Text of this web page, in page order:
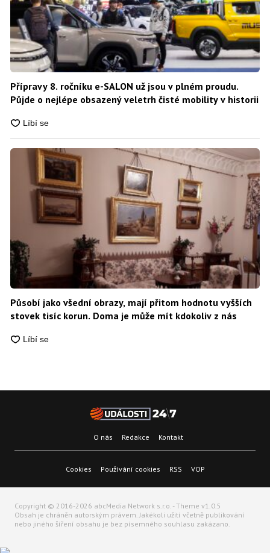
Přípravy 8. ročníku e-SALON už jsou v plném proudu.
Půjde o nejlépe obsazený veletrh čisté mobility v historii
Působí jako všední obrazy, mají přitom hodnotu vyšších
stovek tisíc korun. Doma je může mít kdokoliv z nás
O nás Redakce Kontakt
Cookies Používání cookies RSS VOP
Copyright © 2016-2026 abcMedia Network s.r.o. - Theme v1.0.5
Obsah je chráněn autorským právem. Jakékoli užití včetně publikování
nebo jiného šíření obsahu je bez písemného souhlasu zakázano.